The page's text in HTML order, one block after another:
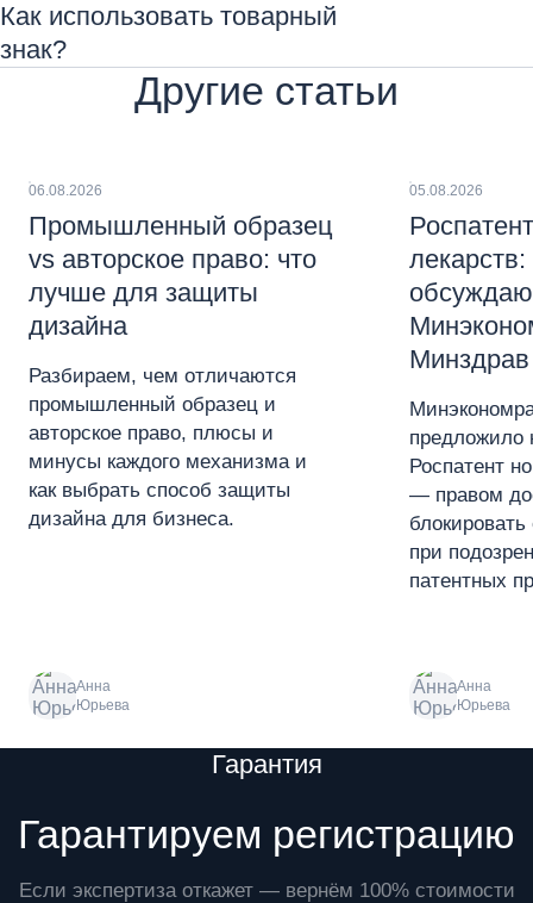
Как использовать товарный
знак?
Другие статьи
06.08.2026
Промышленный образец
vs авторское право: что
лучше для защиты
дизайна
Разбираем, чем отличаются
промышленный образец и
авторское право, плюсы и
минусы каждого механизма и
как выбрать способ защиты
дизайна для бизнеса.
Анна
Юрьева
05.08.2026
лекарств:
Минздрав
предложило
Роспатент
— правом
блокировать
при
патентных
Анна
Юрьева
Гарантия
Гарантируем регистрацию
Если экспертиза откажет — вернём 100% стоимости